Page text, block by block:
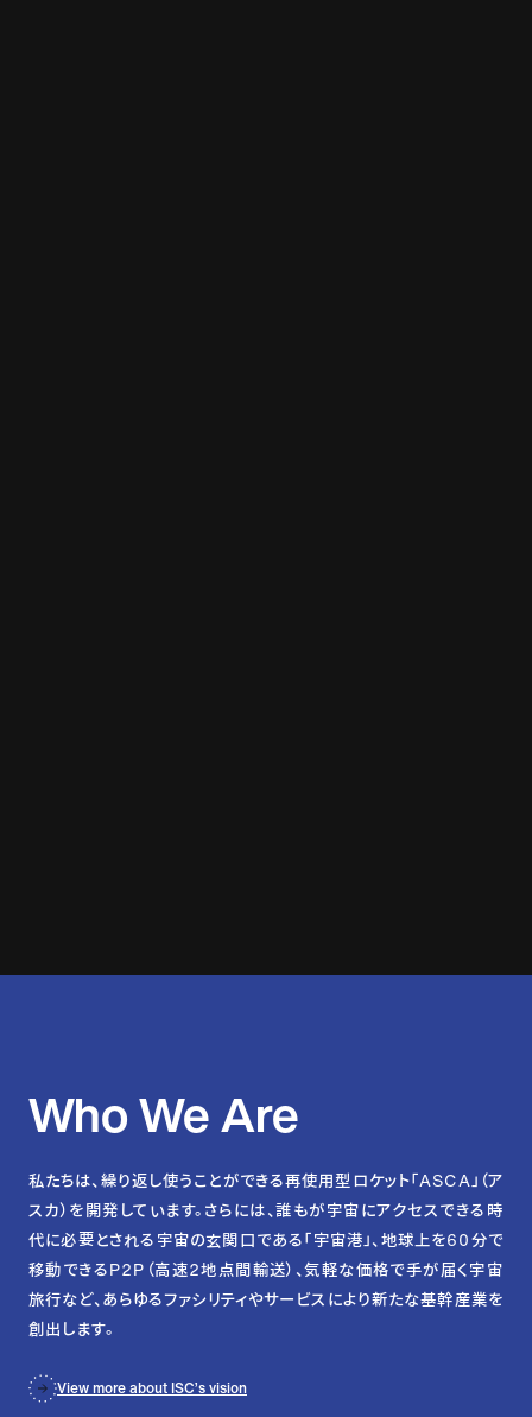
Who We Are
私たちは、繰り返し使うことができる再使用型ロケット「ASCA」（ア
スカ）を開発しています。さらには、誰もが宇宙にアクセスできる時
代に必要とされる宇宙の玄関口である「宇宙港」、地球上を60分で
移動できるP2P（高速2地点間輸送）、気軽な価格で手が届く宇宙
旅行など、あらゆるファシリティやサービスにより新たな基幹産業を
創出します。
View more about ISC’s vision